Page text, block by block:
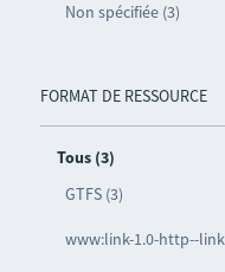
Non spécifiée (3)
FORMAT DE RESSOURCE
Tous (3)
GTFS (3)
www:link-1.0-http--link